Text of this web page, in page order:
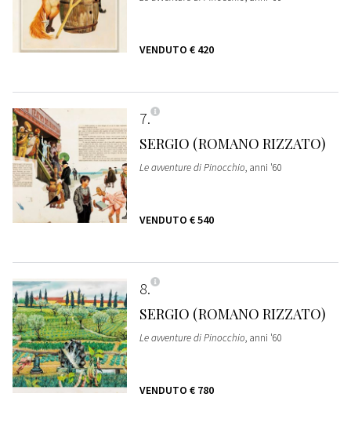
VENDUTO € 420
7
SERGIO (ROMANO RIZZATO)
Le avventure di Pinocchio, anni '60
VENDUTO € 540
8
SERGIO (ROMANO RIZZATO)
Le avventure di Pinocchio, anni '60
VENDUTO € 780